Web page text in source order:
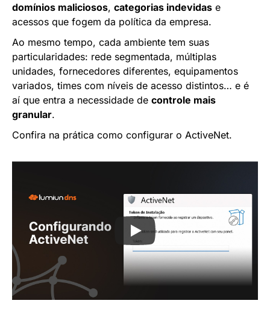
domínios maliciosos, categorias indevidas e
acessos que fogem da política da empresa.
Ao mesmo tempo, cada ambiente tem suas
particularidades: rede segmentada, múltiplas
unidades, fornecedores diferentes, equipamentos
variados, times com níveis de acesso distintos… e é
aí que entra a necessidade de controle mais
granular.
Confira na prática como configurar o ActiveNet.